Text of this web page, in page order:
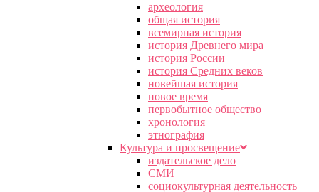
археология
общая история
всемирная история
история Древнего мира
история России
история Средних веков
новейшая история
новое время
первобытное общество
хронология
этнография
Культура и просвещение
издательское дело
СМИ
социокультурная деятельность